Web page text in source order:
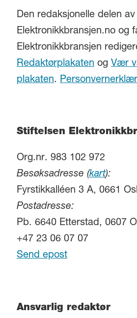
Den redaksjonelle delen av
Elektronikkbransjen.no og
Elektronikkbransjen
Redaktørplakaten og Vær
plakaten.
Stiftelsen
Org.nr. 983 102 972
Besøksadresse (kart):
Fyrstikkalléen 3 A, 0661
Postadresse:
Pb. 6640 Etterstad, 0607
+47 23 06 07 07
Send epost
Ansvarlig redaktør